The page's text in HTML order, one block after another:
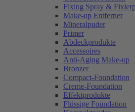
Fixing Spray &
Make-up Entferner
Mineralpuder
Primer
Abdeckprodukte
Accessoires
Anti-Aging Make-up
Bronzer
Compact-Foundation
Creme-Foundation
Effektprodukte
Flüssige Foundation